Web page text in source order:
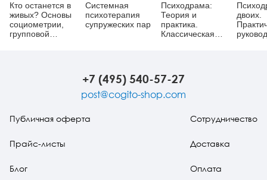
Кто останется в
живых? Основы
социометрии,
групповой
Системная
психотерапия
супружеских пар
Психодрама:
Теория и
практика.
Классическая
двоих.
+7 (495) 540-57-27
post@cogito-shop.com
Публичная оферта
Прайс-листы
Блог
Сотрудничество
Доставка
Оплата